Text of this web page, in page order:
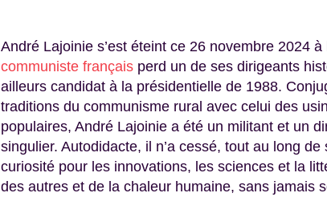
André Lajoinie s’est éteint ce 26 novembre 2024 à
communiste français perd un de ses dirigeants
ailleurs candidat à la présidentielle de 1988.
traditions du communisme rural avec celui des
populaires, André Lajoinie a été un militant et un
singulier. Autodidacte, il n’a cessé, tout au long
curiosité pour les innovations, les sciences et la
des autres et de la chaleur humaine, sans jamais